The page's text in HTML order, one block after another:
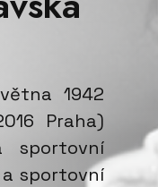
1942
Praha)
sportovní
sportovní